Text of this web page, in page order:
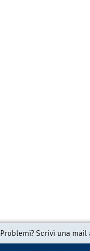
Problemi? Scrivi una